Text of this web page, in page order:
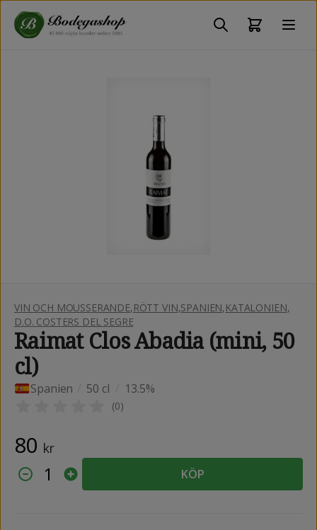
VIN OCH MOUSSERANDE,RÖTT VIN,SPANIEN,KATALONIEN,
D.O. COSTERS DEL SEGRE
Raimat Clos Abadia (mini, 50
cl)
Spanien 50 cl 13.5%
(0)
80 kr
1 KÖP